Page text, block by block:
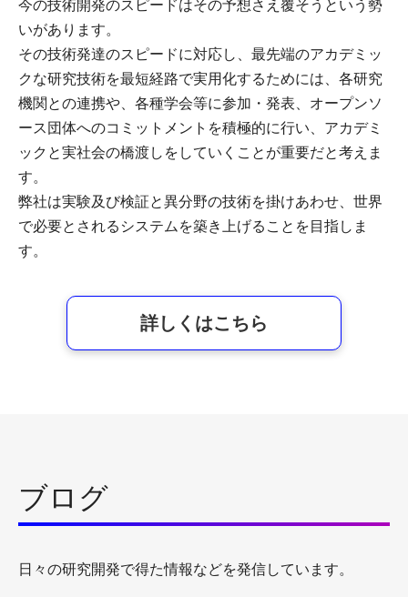
今の技術開発のスピードはその予想さえ覆そうという勢
いがあります。
その技術発達のスピードに対応し、最先端のアカデミッ
クな研究技術を最短経路で実用化するためには、各研究
機関との連携や、各種学会等に参加・発表、オープンソ
ース団体へのコミットメントを積極的に行い、アカデミ
ックと実社会の橋渡しをしていくことが重要だと考えま
す。
弊社は実験及び検証と異分野の技術を掛けあわせ、世界
で必要とされるシステムを築き上げることを目指しま
す。
詳しくはこちら
ブログ
日々の研究開発で得た情報などを発信しています。